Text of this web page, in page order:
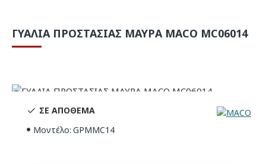
ΓΥΑΛΙΑ ΠΡΟΣΤΑΣΙΑΣ ΜΑΥΡΑ MACO MC06014
ΣΕ ΑΠΌΘΕΜΑ
Μοντέλο: GPMMC14